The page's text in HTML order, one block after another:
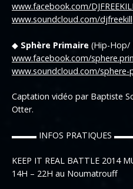
www.facebook.com/
www.soundcloud.com/djfreekill
◆ Sphère Primaire (Hip-Hop/
www.facebook.com/
www.soundcloud.com/sphere-
Captation vidéo par Baptiste
Otter.
▬▬▬ INFOS PRATIQUES
KEEP IT REAL BATTLE 2014
14H – 22H au Noumatrouff